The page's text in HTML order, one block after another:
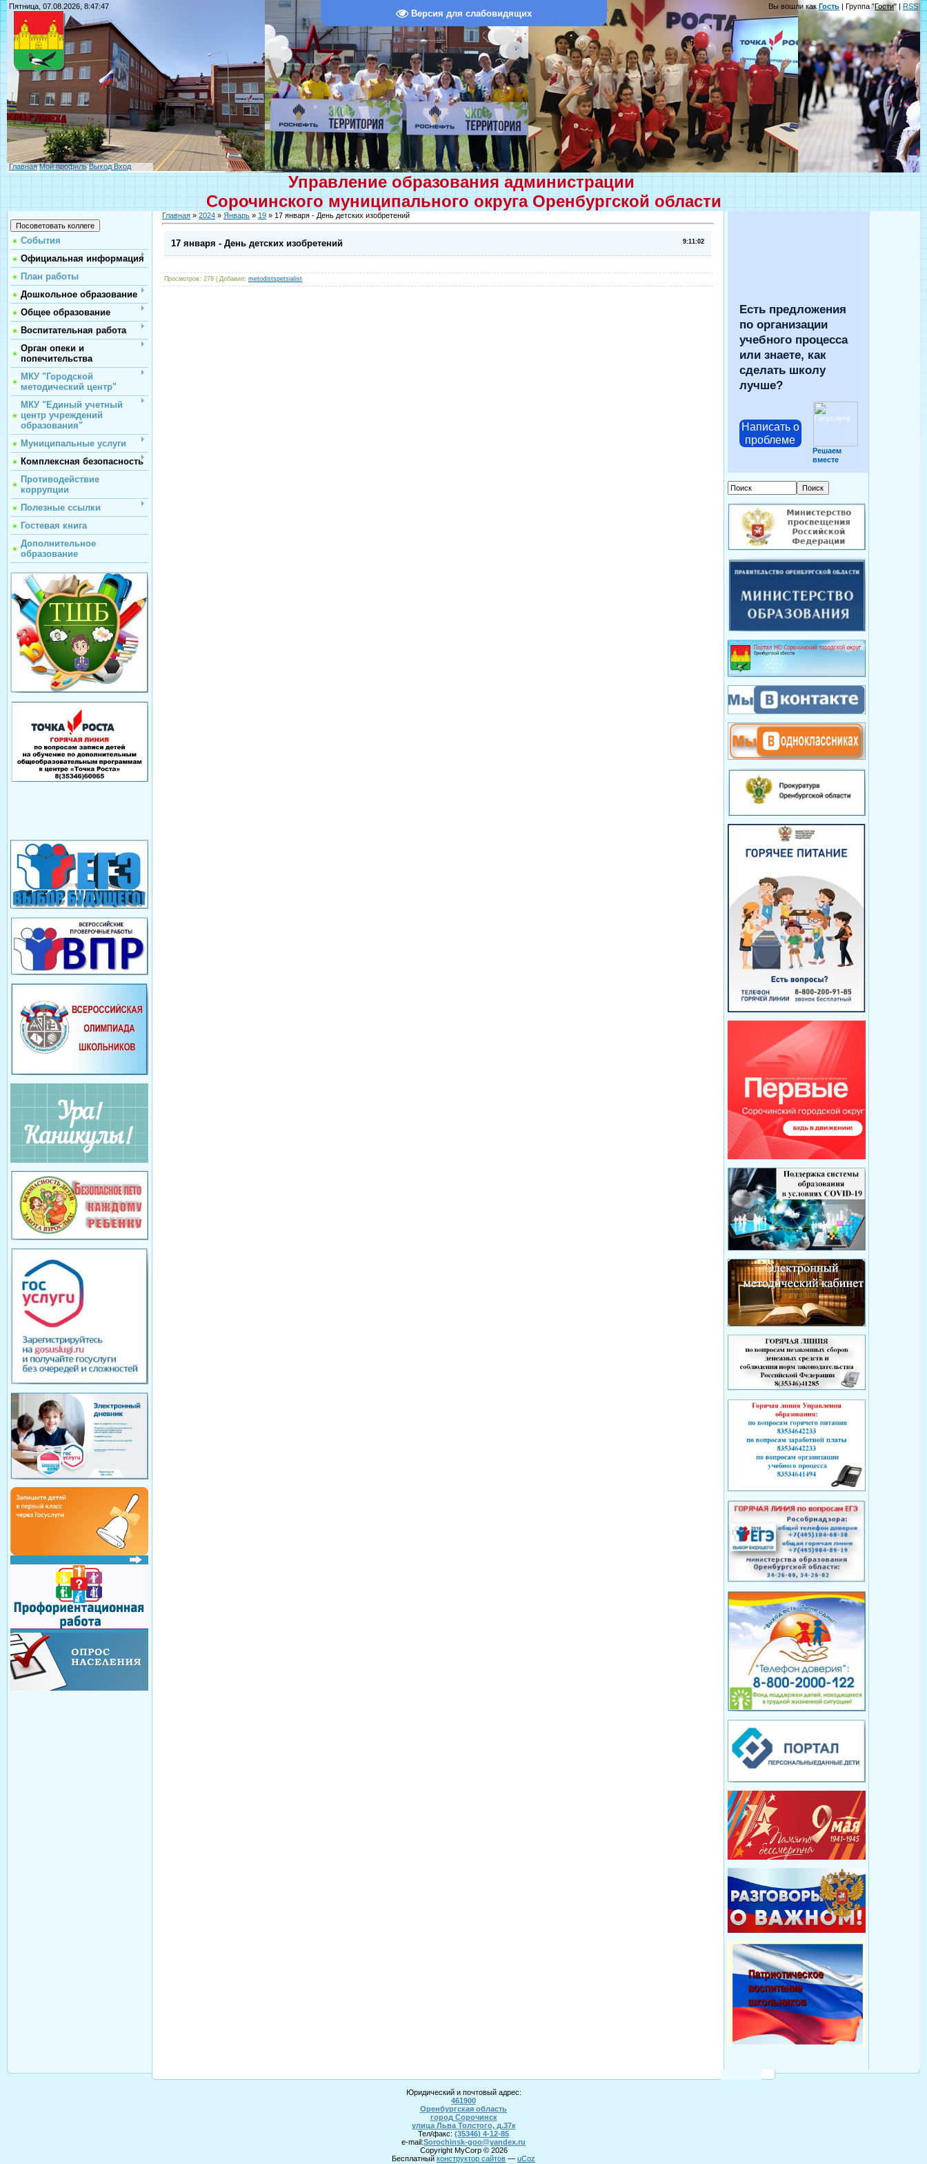
Версия для слабовидящих
Пятница, 07.08.2026, 8:47:47 Вы вошли какГость | Группа "Гости" | RSS
Главная Мой профиль Выход Вход
Управление образования администрации
Сорочинского муниципального округа Оренбургской области
События
Официальная информация
План работы
Дошкольное образование
Общее образование
Воспитательная работа
Орган опеки и
попечительства
МКУ "Городской
методический центр"
МКУ "Единый учетный
центр учреждений
образования"
Муниципальные услуги
Комплексная безопасность
Противодействие
коррупции
Полезные ссылки
Гостевая книга
Дополнительное
образование
Главная » 2024 » Январь » 19 » 17 января - День детских изобретений
9:11:02
17 января - День детских изобретений
Просмотров: 278 | Добавил: metodistspetsialist
Есть предложения
по организации
учебного процесса
или знаете, как
сделать школу
лучше?
Написать о
проблеме
Решаем
вместе
Юридический и почтовый адрес:
461900
Оренбургская область
город Сорочинск
улица Льва Толстого, д.37к
Тел/факс: (35346) 4-12-85
e-mail:Sorochinsk-goo@yandex.ru
Copyright MyCorp © 2026
Бесплатный конструктор сайтов — uCoz